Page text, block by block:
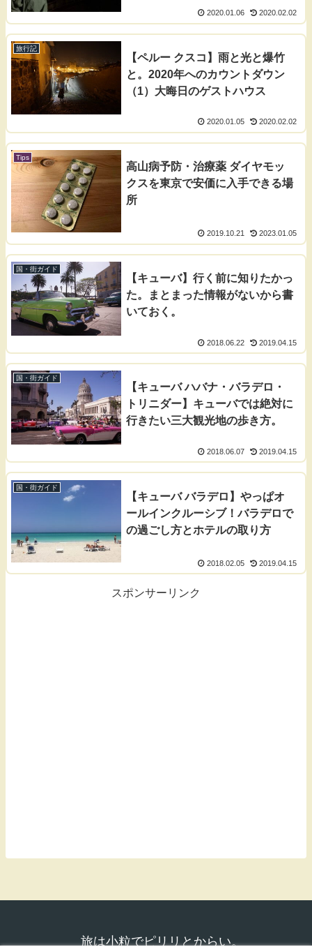
2020.01.06 2020.02.02
旅行記
【ペルー クスコ】雨と光と爆竹
と。2020年へのカウントダウン
（1）大晦日のゲストハウス
2020.01.05 2020.02.02
Tips
高山病予防・治療薬 ダイヤモッ
クスを東京で安価に入手できる場
所
2019.10.21 2023.01.05
国・街ガイド
【キューバ】行く前に知りたかっ
た。まとまった情報がないから書
いておく。
2018.06.22 2019.04.15
国・街ガイド
【キューバ ハバナ・バラデロ・
トリニダー】キューバでは絶対に
行きたい三大観光地の歩き方。
2018.06.07 2019.04.15
国・街ガイド
【キューバ バラデロ】やっぱオ
ールインクルーシブ！バラデロで
の過ごし方とホテルの取り方
2018.02.05 2019.04.15
スポンサーリンク
旅は小粒でピリリとからい。